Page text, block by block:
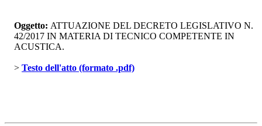
Oggetto: ATTUAZIONE DEL DECRETO LEGISLATIVO N.
42/2017 IN MATERIA DI TECNICO COMPETENTE IN
ACUSTICA.
> Testo dell'atto (formato .pdf)